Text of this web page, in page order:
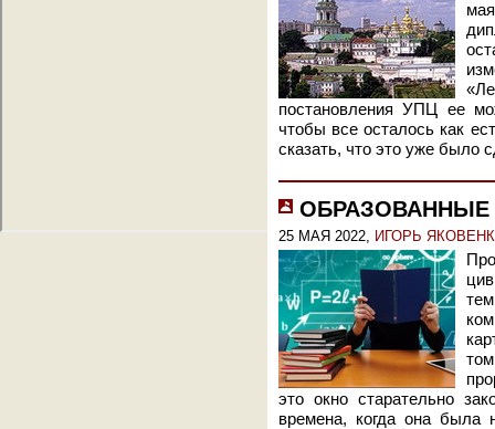
постановления УПЦ ее
чтобы все осталось как
сказать, что это уже было
25 МАЯ 2022, ИГОРЬ
это окно старательно
времена, когда она была